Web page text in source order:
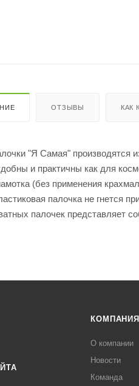
ОТЗЫВЫ КАК
"Я Самая" производятся
и практичны как для
(без применения
палочка не гнется
палочек представляет
КОМПАНИЯ
О компании
Новости
Команда